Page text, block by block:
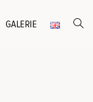
GALERIE